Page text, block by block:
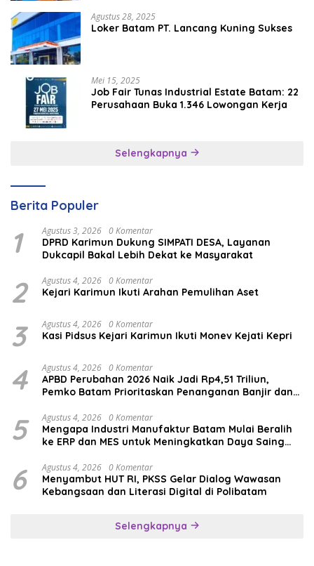
Agustus 28, 2025
Loker Batam PT. Lancang Kuning Sukses
Mei 15, 2025
Job Fair Tunas Industrial Estate Batam: 22
Perusahaan Buka 1.346 Lowongan Kerja
Selengkapnya
Berita Populer
1 Agustus 3, 2026 0 Komentar
DPRD Karimun Dukung SIMPATI DESA, Layanan
Dukcapil Bakal Lebih Dekat ke Masyarakat
2 Agustus 4, 2026 0 Komentar
Kejari Karimun Ikuti Arahan Pemulihan Aset
3 Agustus 4, 2026 0 Komentar
Kasi Pidsus Kejari Karimun Ikuti Monev Kejati Kepri
4 Agustus 4, 2026 0 Komentar
APBD Perubahan 2026 Naik Jadi Rp4,51 Triliun,
Pemko Batam Prioritaskan Penanganan Banjir dan
5 Agustus 4, 2026 0 Komentar
Mengapa Industri Manufaktur Batam Mulai Beralih
ke ERP dan MES untuk Meningkatkan Daya Saing
6 Agustus 4, 2026 0 Komentar
Menyambut HUT RI, PKSS Gelar Dialog Wawasan
Kebangsaan dan Literasi Digital di Polibatam
Selengkapnya